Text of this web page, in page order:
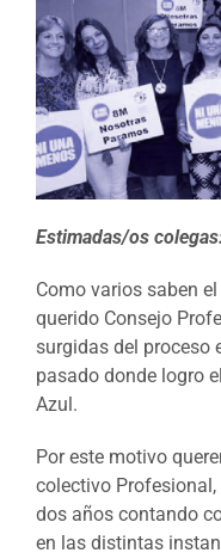
Estimadas/os
Como varios saben
querido Consejo
surgidas del proceso
pasado donde logro
Azul.
Por este motivo
colectivo
dos años contando
en las distintas